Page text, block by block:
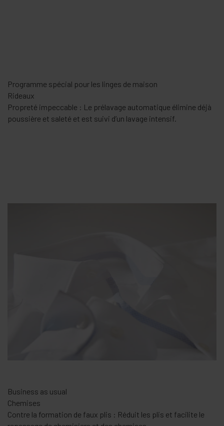
Traitement le plus doux pour vos vêtements préférés
Laine
Pas de rétrécissement ni feutrage : Lainages délicats traités
en douceur et conservent leurs qualités.
Du très fin aux fibres naturelles
Soie
Soin brillance : Tous les textiles lavables à la main sans laine